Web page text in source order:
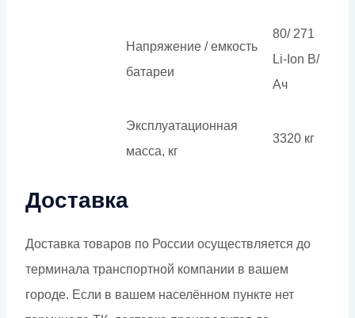
Напряжение / емкость
батареи
80/ 271
Li-Ion В/
Ач
Эксплуатационная
масса, кг
3320 кг
Доставка
Доставка товаров по России осуществляется до
терминала транспортной компании в вашем
городе. Если в вашем населённом пункте нет